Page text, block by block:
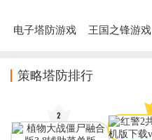
电子塔防游戏 王国之锋游戏
策略塔防排行